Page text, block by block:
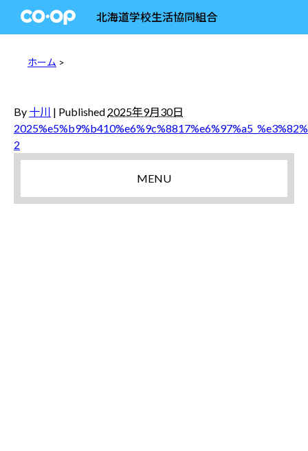
北海道学校生活協同組合
ホーム >
By 十川 | Published 2025年9月30日
2
MENU